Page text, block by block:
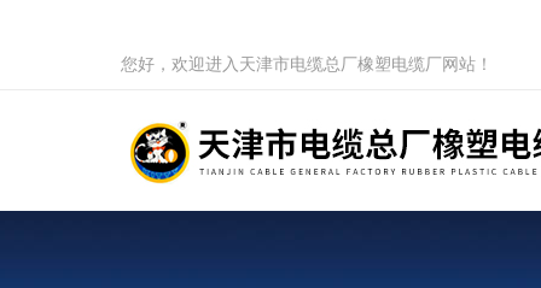
您好，欢迎进入天津市电缆总厂橡塑电缆厂网站！